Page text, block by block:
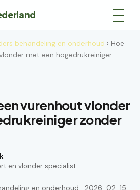
behandeling en onderhoud › Hoe
met een hogedrukreiniger
vurenhout vlonder
zonder
en vlonder specialist
en onderhoud · 2026-02-15 ·